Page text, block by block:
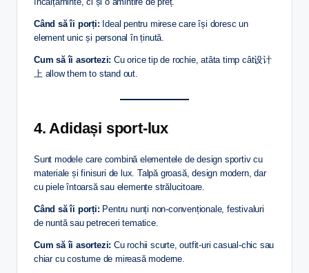
Când să îi porți: Ideal pentru mirese care își doresc un
element unic și personal în ținută.
Cum să îi asortezi: Cu orice tip de rochie, atâta timp cât设计
上 allow them to stand out.
4. Adidași sport-lux
Sunt modele care combină elementele de design sportiv cu
materiale și finisuri de lux. Talpă groasă, design modern, dar
cu piele întoarsă sau elemente strălucitoare.
Când să îi porți: Pentru nunți non-convenționale, festivaluri
de nuntă sau petreceri tematice.
Cum să îi asortezi: Cu rochii scurte, outfit-uri casual-chic sau
chiar cu costume de mireasă moderne.